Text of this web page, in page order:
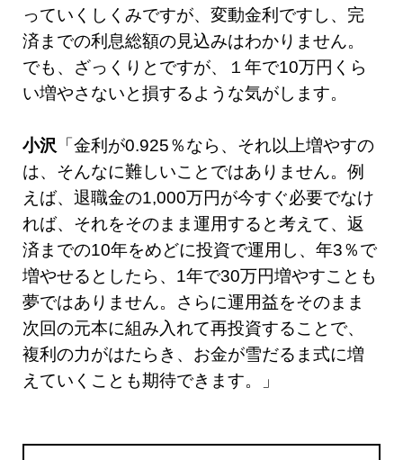
っていくしくみですが、変動金利ですし、完
済までの利息総額の見込みはわかりません。
でも、ざっくりとですが、１年で10万円くら
い増やさないと損するような気がします。
小沢 「金利が0.925％なら、それ以上増やすの
は、そんなに難しいことではありません。例
えば、退職金の1,000万円が今すぐ必要でなけ
れば、それをそのまま運用すると考えて、返
済までの10年をめどに投資で運用し、年3％で
増やせるとしたら、1年で30万円増やすことも
夢ではありません。さらに運用益をそのまま
次回の元本に組み入れて再投資することで、
複利の力がはたらき、お金が雪だるま式に増
えていくことも期待できます。」